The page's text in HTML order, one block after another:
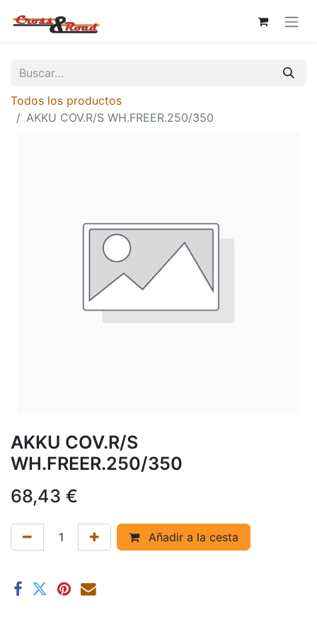
Todos los productos
AKKU COV.R/S WH.FREER.250/350
AKKU COV.R/S
WH.FREER.250/350
68,43 €
Añadir a la cesta